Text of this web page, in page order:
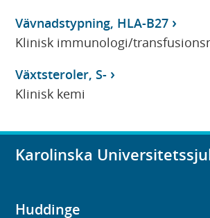
Vävnadstypning, HLA-B27
Klinisk immunologi/
Växtsteroler, S-
Klinisk kemi
Karolinska
Huddinge